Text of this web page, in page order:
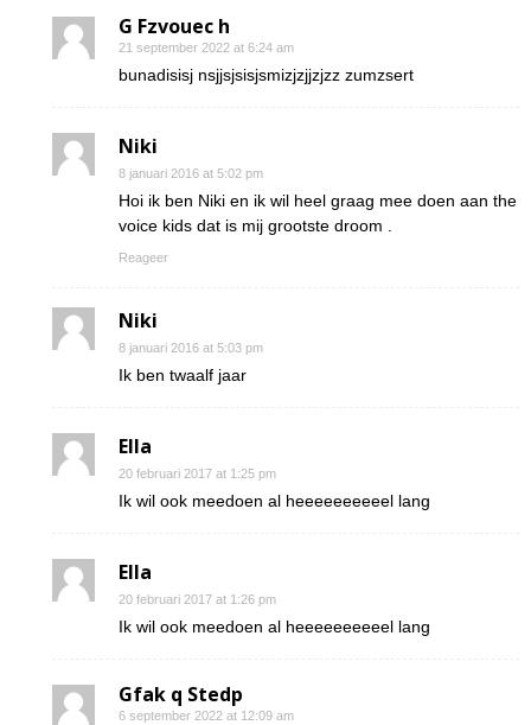
G Fzvouec h
21 september 2022 at 6:24 am
bunadisisj nsjjsjsisjsmizjzjjzjzz zumzsert
Niki
8 januari 2016 at 5:02 pm
Hoi ik ben Niki en ik wil heel graag mee doen aan the
voice kids dat is mij grootste droom .
Reageer
Niki
8 januari 2016 at 5:03 pm
Ik ben twaalf jaar
Ella
20 februari 2017 at 1:25 pm
Ik wil ook meedoen al heeeeeeeeeel lang
Ella
20 februari 2017 at 1:26 pm
Ik wil ook meedoen al heeeeeeeeeel lang
Gfak q Stedp
6 september 2022 at 12:09 am